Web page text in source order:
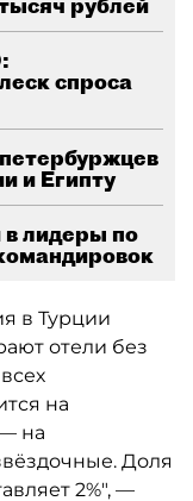
спроса
и Египту
лидеры по
в Турции
отели без
на
на
Доля
2%", —